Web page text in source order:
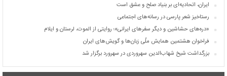
ایران، اتحادیه‌ای بر بنیاد صلح و عشق است
رستاخیز شعر پارسی در رسانه‌های اجتماعی
«دره‌های حشاشین و دیگر سفرهای ایرانی»؛ روایتی از الموت، لرستان و ایلام
فراخوان هشتمین همایش ملّی زبان‌ها و گویش‌های ایران
بزرگداشت شیخ شهاب‌الدین سهروردی در سهرورد برگزار شد